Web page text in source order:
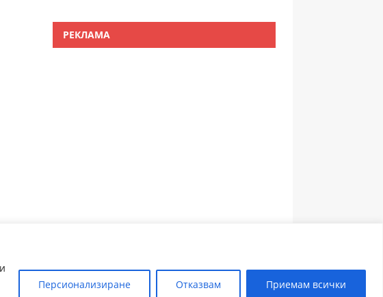
Персионализиране Отказвам Приемам всички
РЕКЛАМА
ЗЪБОЛЕКАР ПЛОВДИВ